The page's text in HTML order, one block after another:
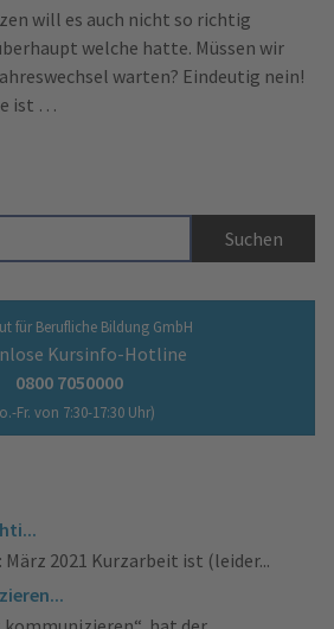
will es auch nicht so richtig
welche hatte. Müssen wir
warten? Eindeutig nein!
ist …
für Berufliche Bildung GmbH
Kursinfo-Hotline
0800 7050000
Fr. von 7:30-17:30 Uhr)
2021 Kurzarbeit ist (leider...